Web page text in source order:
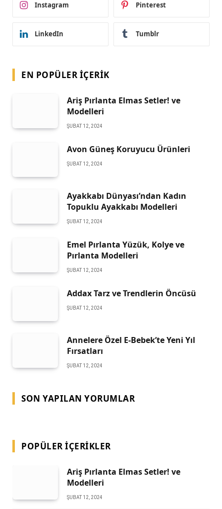
Instagram Pinterest
LinkedIn Tumblr
EN POPÜLER İÇERIK
Ariş Pırlanta Elmas Setler! ve
Modelleri
ŞUBAT 12, 2024
Avon Güneş Koruyucu Ürünleri
ŞUBAT 12, 2024
Ayakkabı Dünyası’ndan Kadın
Topuklu Ayakkabı Modelleri
ŞUBAT 12, 2024
Emel Pırlanta Yüzük, Kolye ve
Pırlanta Modelleri
ŞUBAT 12, 2024
Addax Tarz ve Trendlerin Öncüsü
ŞUBAT 12, 2024
Annelere Özel E-Bebek’te Yeni Yıl
Fırsatları
ŞUBAT 12, 2024
SON YAPILAN YORUMLAR
POPÜLER İÇERIKLER
Ariş Pırlanta Elmas Setler! ve
Modelleri
ŞUBAT 12, 2024